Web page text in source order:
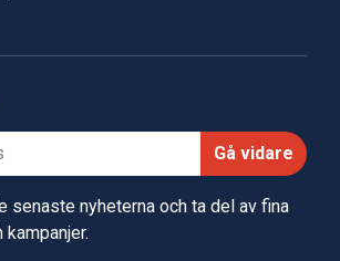
Gå vidare
senaste nyheterna och ta del av fina
kampanjer.